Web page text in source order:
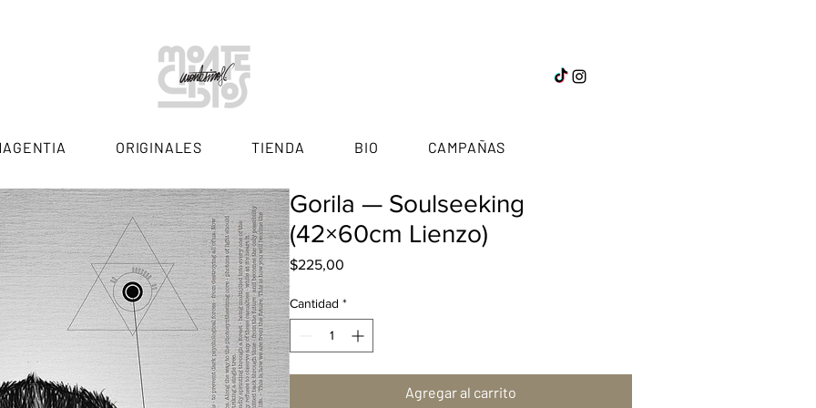
ORIGINALES TIENDA BIO CAMPAÑAS
Gorila — Soulseeking
(42×60cm Lienzo)
$225,00
Cantidad *
Agregar al carrito